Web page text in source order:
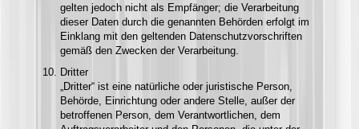
gelten jedoch nicht als Empfänger; die Verarbeitung
dieser Daten durch die genannten Behörden erfolgt im
Einklang mit den geltenden Datenschutzvorschriften
gemäß den Zwecken der Verarbeitung.
Dritter
„Dritter“ ist eine natürliche oder juristische Person,
Behörde, Einrichtung oder andere Stelle, außer der
betroffenen Person, dem Verantwortlichen, dem